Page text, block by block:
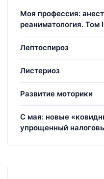
Моя профессия:
реаниматология. Том
Лептоспироз
Листериоз
Развитие моторики
С мая: новые
упрощенный